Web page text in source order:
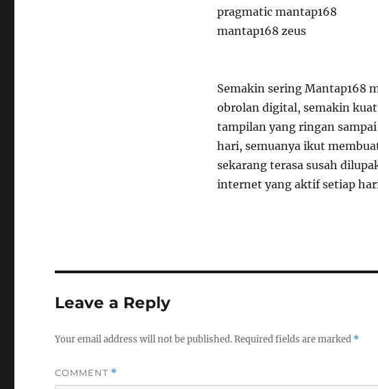
pragmatic mantap168
mantap168 zeus
Semakin sering Mantap168
obrolan digital, semakin
tampilan yang ringan
hari, semuanya ikut
sekarang terasa susah
internet yang aktif setiap
Leave a Reply
Your email address will not be published.Required fields are marked *
COMMENT *